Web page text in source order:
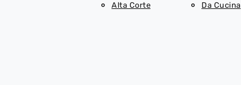
Alta Corte Da Cucina